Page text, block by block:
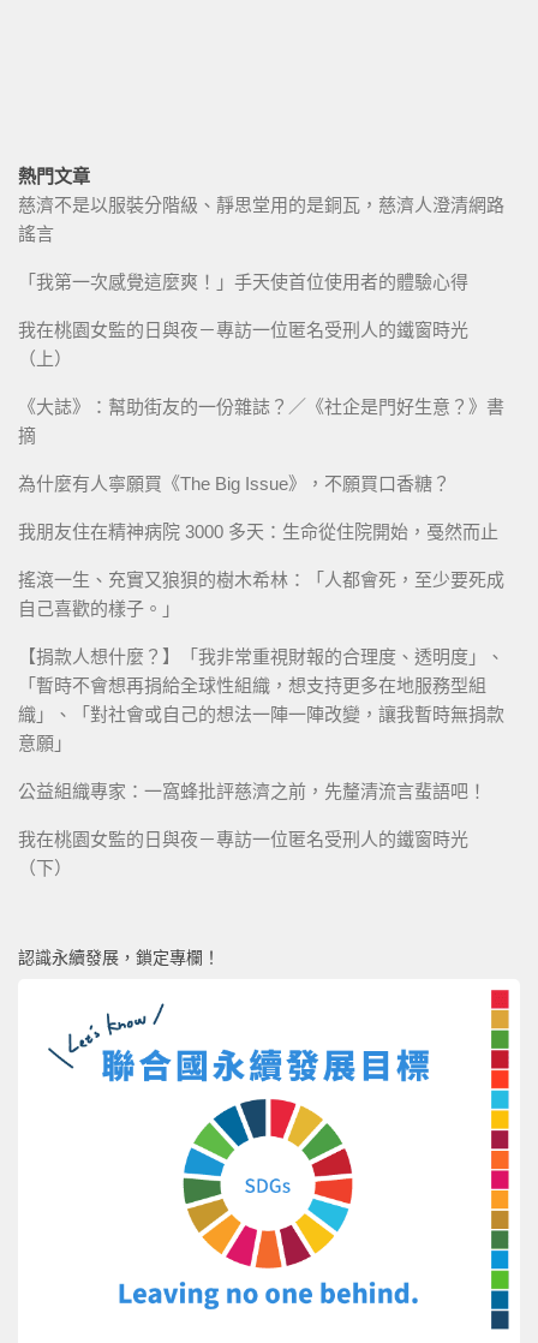
熱門文章
慈濟不是以服裝分階級、靜思堂用的是銅瓦，慈濟人澄清網路
謠言
「我第一次感覺這麼爽！」手天使首位使用者的體驗心得
我在桃園女監的日與夜－專訪一位匿名受刑人的鐵窗時光
（上）
《大誌》：幫助街友的一份雜誌？／《社企是門好生意？》書
摘
為什麼有人寧願買《The Big Issue》，不願買口香糖？
我朋友住在精神病院 3000 多天：生命從住院開始，戞然而止
搖滾一生、充實又狼狽的樹木希林：「人都會死，至少要死成
自己喜歡的樣子。」
【捐款人想什麼？】「我非常重視財報的合理度、透明度」、
「暫時不會想再捐給全球性組織，想支持更多在地服務型組
織」、「對社會或自己的想法一陣一陣改變，讓我暫時無捐款
意願」
公益組織專家：一窩蜂批評慈濟之前，先釐清流言蜚語吧！
我在桃園女監的日與夜－專訪一位匿名受刑人的鐵窗時光
（下）
認識永續發展，鎖定專欄！